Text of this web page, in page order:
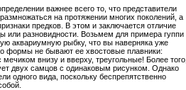
важнее всего то, что представители
на протяжении многих поколений, а
предков. В этом и заключается отличие
или разновидности. Возьмем для примера гуппи
аквариумную рыбку, что вы наверняка уже
формы не бывают ее хвостовые плавники:
внизу и вверху, треугольные! Более того,
двух самцов с одинаковым рисунком. Однако
одного вида, поскольку беспрепятственно